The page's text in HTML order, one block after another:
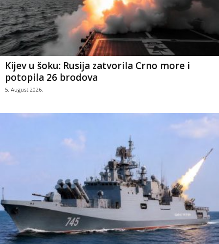
Kijev u šoku: Rusija zatvorila Crno more i
potopila 26 brodova
5. August 2026.